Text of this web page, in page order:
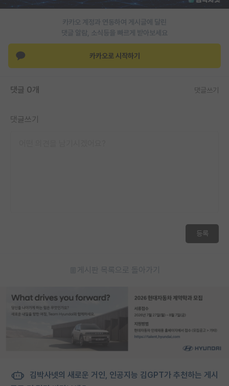
카카오 계정과 연동하여 게시글에 달린
댓글 알람, 소식등을 빠르게 받아보세요
카카오로 시작하기
댓글 0개 댓글쓰기
댓글쓰기
등록
게시판 목록으로 돌아가기
김박사넷의 새로운 거인, 인공지능 김GPT가 추천하는 게시